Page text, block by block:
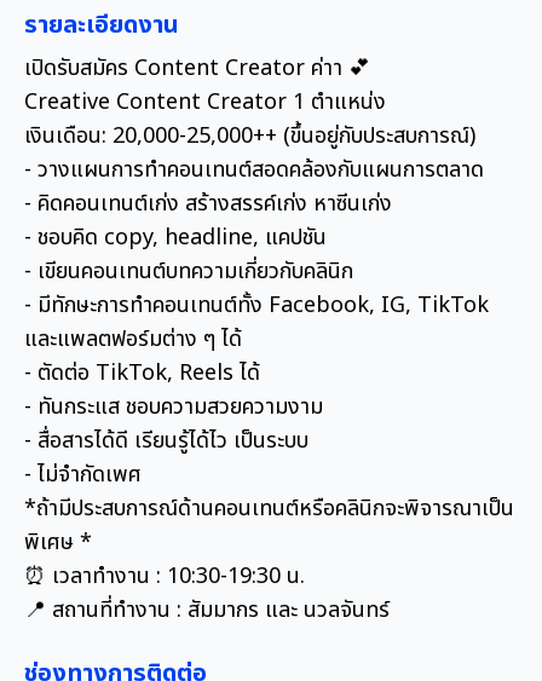
รายละเอียดงาน
เปิดรับสมัคร Content Creator ค่าา 💕
Creative Content Creator 1 ตำแหน่ง
เงินเดือน: 20,000-25,000++ (ขึ้นอยู่กับประสบการณ์)
- วางแผนการทำคอนเทนต์สอดคล้องกับแผนการตลาด
- คิดคอนเทนต์เก่ง สร้างสรรค์เก่ง หาซีนเก่ง
- ชอบคิด copy, headline, แคปชัน
- เขียนคอนเทนต์บทความเกี่ยวกับคลินิก
- มีทักษะการทำคอนเทนต์ทั้ง Facebook, IG, TikTok
และแพลตฟอร์มต่าง ๆ ได้
- ตัดต่อ TikTok, Reels ได้
- ทันกระแส ชอบความสวยความงาม
- สื่อสารได้ดี เรียนรู้ได้ไว เป็นระบบ
- ไม่จำกัดเพศ
*ถ้ามีประสบการณ์ด้านคอนเทนต์หรือคลินิกจะพิจารณาเป็น
พิเศษ *
⏰ เวลาทำงาน : 10:30-19:30 น.
📍 สถานที่ทำงาน : สัมมากร และ นวลจันทร์
ช่องทางการติดต่อ